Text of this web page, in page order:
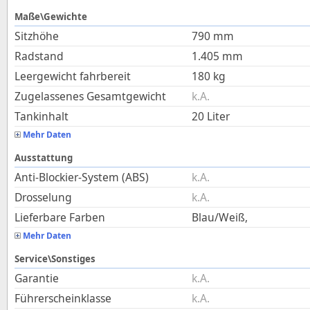
Maße\Gewichte
Sitzhöhe 790 mm
Radstand
1.405 mm
Leergewicht fahrbereit
180 kg
Zugelassenes Gesamtgewicht
k.A.
Tankinhalt
20 Liter
Mehr Daten
Ausstattung
Anti-Blockier-System (ABS)
k.A.
Drosselung
k.A.
Lieferbare Farben
Blau/Weiß,
Mehr Daten
Service\Sonstiges
Garantie
k.A.
Führerscheinklasse
k.A.